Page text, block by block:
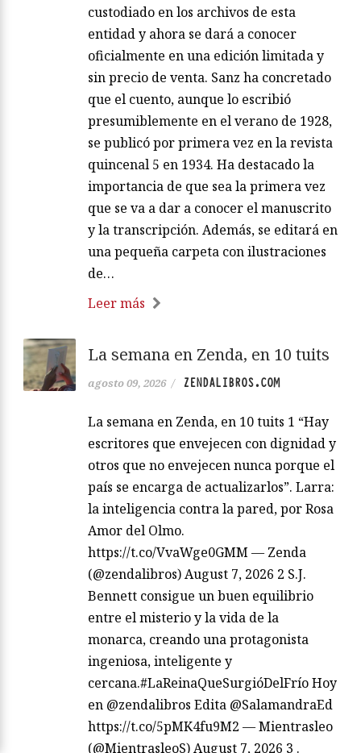
custodiado en los archivos de esta
entidad y ahora se dará a conocer
oficialmente en una edición limitada y
sin precio de venta. Sanz ha concretado
que el cuento, aunque lo escribió
presumiblemente en el verano de 1928,
se publicó por primera vez en la revista
quincenal 5 en 1934. Ha destacado la
importancia de que sea la primera vez
que se va a dar a conocer el manuscrito
y la transcripción. Además, se editará en
una pequeña carpeta con ilustraciones
de…
Leer más
La semana en Zenda, en 10 tuits
agosto 09, 2026 / ZENDALIBROS.COM
La semana en Zenda, en 10 tuits 1 “Hay
escritores que envejecen con dignidad y
otros que no envejecen nunca porque el
país se encarga de actualizarlos”. Larra:
la inteligencia contra la pared, por Rosa
Amor del Olmo.
https://t.co/VvaWge0GMM — Zenda
(@zendalibros) August 7, 2026 2 S.J.
Bennett consigue un buen equilibrio
entre el misterio y la vida de la
monarca, creando una protagonista
ingeniosa, inteligente y
cercana.#LaReinaQueSurgióDelFrío Hoy
en @zendalibros Edita @SalamandraEd
https://t.co/5pMK4fu9M2 — Mientrasleo
(@MientrasleoS) August 7, 2026 3 .